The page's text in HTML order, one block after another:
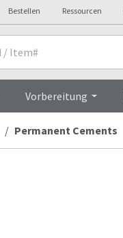
Bestellen Ressourcen
Vorbereitung
Permanent Cements